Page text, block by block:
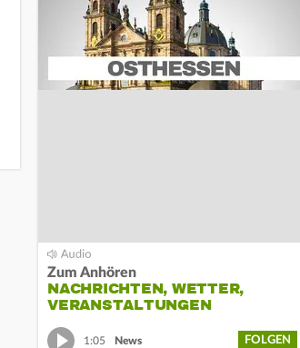
Zum Anhören
NACHRICHTEN, WETTER,
VERANSTALTUNGEN
1:05 News FOLGEN